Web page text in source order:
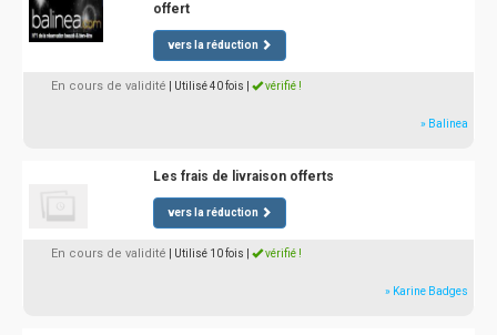
offert
vers la réduction
En cours de validité | Utilisé 40 fois vérifié !
» Balinea
Les frais de livraison offerts
vers la réduction
En cours de validité | Utilisé 10 fois vérifié !
» Karine Badges